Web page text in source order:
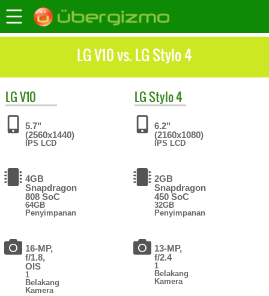
LG V10 vs. LG Stylo 4
LGV10
5.7"
(2560x1440)
IPS LCD
4GB
Snapdragon
808 SoC
64GB
Penyimpanan
16-MP,
f/1.8,
OIS
1
Belakang
Kamera
LGStylo 4
6.2"
(2160x1080)
IPS LCD
2GB
Snapdragon
450 SoC
32GB
Penyimpanan
13-MP,
f/2.4
1
Belakang
Kamera